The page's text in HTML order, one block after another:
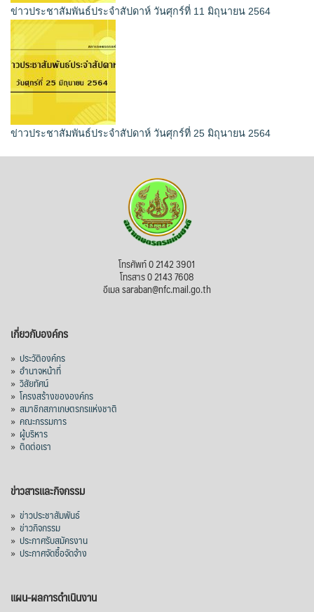
ข่าวประชาสัมพันธ์ประจำสัปดาห์ วันศุกร์ที่ 11 มิถุนายน 2564
ข่าวประชาสัมพันธ์ประจำสัปดาห์ วันศุกร์ที่ 25 มิถุนายน 2564
โทรศัพท์ 0 2142 3901
โทรสาร 0 2143 7608
อีเมล saraban@nfc.mail.go.th
เกี่ยวกับองค์กร
» ประวัติองค์กร
» อำนาจหน้าที่
» วิสัยทัศน์
» โครงสร้างขององค์กร
» สมาชิกสภาเกษตรกรแห่งชาติ
» คณะกรรมการ
» ผู้บริหาร
» ติดต่อเรา
ข่าวสารและกิจกรรม
» ข่าวประชาสัมพันธ์
» ข่าวกิจกรรม
» ประกาศรับสมัครงาน
» ประกาศจัดซื้อจัดจ้าง
แผน-ผลการดำเนินงาน